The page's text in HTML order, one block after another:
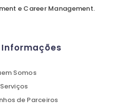
e Career Management.
Somos
Serviços
de Parceiros